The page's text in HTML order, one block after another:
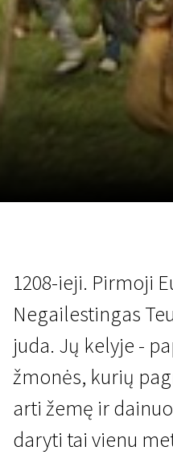
1208-ieji. Pirmoji
Negailestingas
juda. Jų kelyje -
žmonės, kurių
arti žemę ir
daryti tai vienu